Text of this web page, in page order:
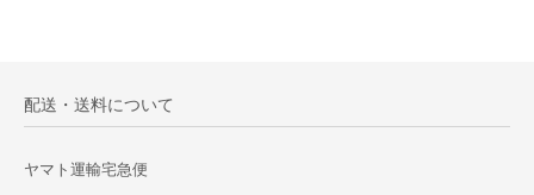
配送・送料について
ヤマト運輸宅急便